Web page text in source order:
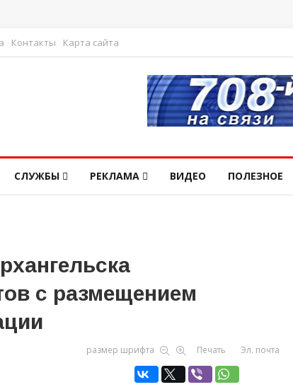
Контакты Карта сайта
СЛУЖБЫ РЕКЛАМА ВИДЕО ПОЛЕЗНОЕ
с размещением
размер шрифта Печать Эл. почта